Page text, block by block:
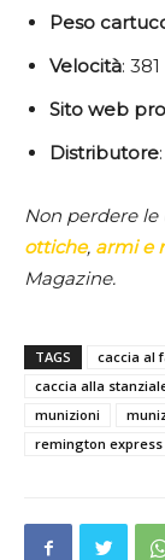
Peso
Velocità:
Sito web
Distributore:
Non perdere
ottiche, armi e
Magazine.
TAGS caccia al
caccia alla
munizioni
remington